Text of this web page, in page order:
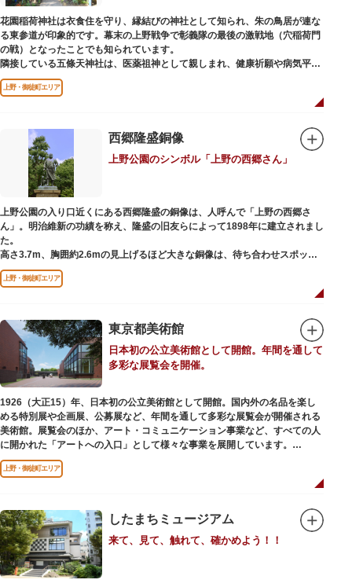
花園稲荷神社は衣食住を守り、縁結びの神社として知られ、朱の鳥居が連な
る東参道が印象的です。幕末の上野戦争で彰義隊の最後の激戦地（穴稲荷門
の戦）となったことでも知られています。
隣接している五條天神社は、医薬祖神として親しまれ、健康祈願や病気平癒
祈願の参拝者が多く、相殿には菅原道真公も祀られています。
境内がつながっており、まるでひとつの神社かのように並んで鎮座していま
すが、それぞれ別々の由緒の独立した神社です。どちらの御朱印も五條天神
参拝は6:00～17:00（御朱印の授与は9:00～17:00）
上野・御徒町エリア
西郷隆盛銅像
上野公園のシンボル「上野の西郷さん」
上野公園の入り口近くにある西郷隆盛の銅像は、人呼んで「上野の西郷さ
ん」。明治維新の功績を称え、隆盛の旧友らによって1898年に建立されまし
た。
高さ3.7m、胸囲約2.6mの見上げるほど大きな銅像は、待ち合わせスポット
やフォトスポットとして親しまれています。彫刻家、高村光雲によって作ら
れた像は、愛犬のツンと一緒にうさぎ狩りに出かけているところだそう。
上野公園にお立ち寄りの際は、ぜひ「上野の西郷さん」と写真撮影を楽しん
上野・御徒町エリア
東京都美術館
日本初の公立美術館として開館。年間を通して
多彩な展覧会を開催。
1926（大正15）年、日本初の公立美術館として開館。国内外の名品を楽し
める特別展や企画展、公募展など、年間を通して多彩な展覧会が開催される
美術館。展覧会のほか、アート・コミュニケーション事業など、すべての人
に開かれた「アートへの入口」として様々な事業を展開しています。
レストランやミュージアムショップも充実。開放的なガラス張りのレストラ
ンからは、美術館のプロムナードや四季折々の公園の景色を眺めることがで
能です（観覧料は展覧会によって異なります。展覧会のスケジュールや観覧
料等の詳細は公式サイトをご確認ください）。
専門のスタッフに子供を預け、ゆっくりと展覧会鑑賞を楽しめる託児サービ
ス「パパママデー（事前予約制）」や、個室スペースのある授乳室、ミルク
用のお湯のサービスもあるのでファミリーにもおすすめです。
上野・御徒町エリア
したまちミュージアム
来て、見て、触れて、確かめよう！！